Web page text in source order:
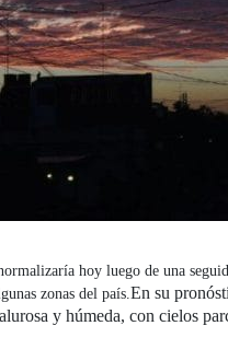
hoy luego de una
zonas del país.En su
y húmeda, con cielos